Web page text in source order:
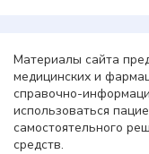
Материалы сайта
медицинских и
справочно-
использоваться
самостоятельного
средств.